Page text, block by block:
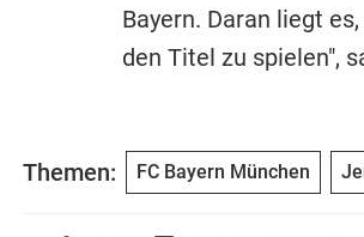
Bayern. Daran liegt
den Titel zu spielen",
Themen: FC Bayern München